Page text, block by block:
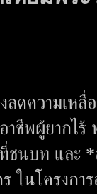
ดความเหลื่
ชีพผู้ยากไ
ชนบท และ
ในโครงก